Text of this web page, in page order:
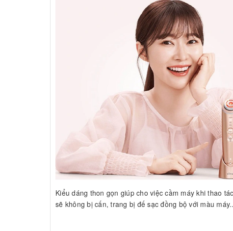
Kiểu dáng thon gọn giúp cho việc cầm máy khi thao
sẽ không bị cấn, trang bị đế sạc đồng bộ với màu